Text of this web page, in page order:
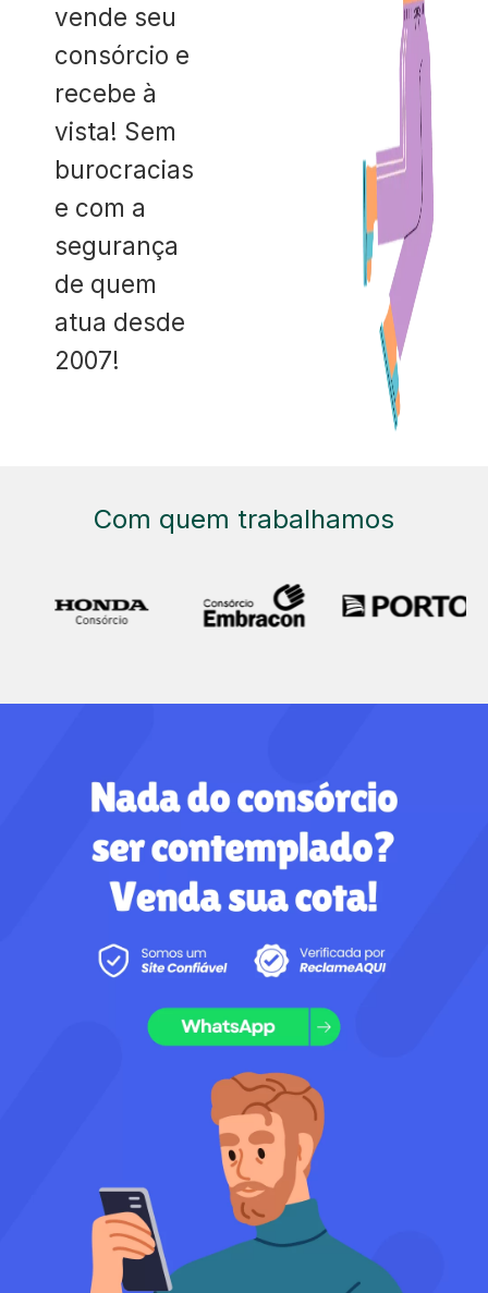
vende seu
consórcio e
recebe à
vista! Sem
burocracias
e com a
segurança
de quem
atua desde
2007!
Com quem trabalhamos